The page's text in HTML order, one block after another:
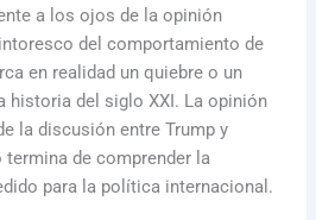
a los ojos de la opinión
del comportamiento de
en realidad un quiebre o un
historia del siglo XXI. La opinión
la discusión entre Trump y
termina de comprender la
para la política internacional.